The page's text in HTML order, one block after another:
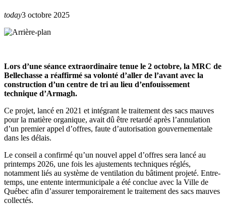
today3 octobre 2025
Lors d’une séance extraordinaire tenue le 2 octobre, la MRC de
Bellechasse a réaffirmé sa volonté d’aller de l’avant avec la
construction d’un centre de tri au lieu d’enfouissement
technique d’Armagh.
Ce projet, lancé en 2021 et intégrant le traitement des sacs mauves
pour la matière organique, avait dû être retardé après l’annulation
d’un premier appel d’offres, faute d’autorisation gouvernementale
dans les délais.
Le conseil a confirmé qu’un nouvel appel d’offres sera lancé au
printemps 2026, une fois les ajustements techniques réglés,
notamment liés au système de ventilation du bâtiment projeté. Entre-
temps, une entente intermunicipale a été conclue avec la Ville de
Québec afin d’assurer temporairement le traitement des sacs mauves
collectés.